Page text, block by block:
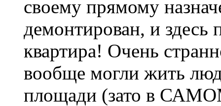
своему прямому
демонтирован, и здесь
квартира! Очень
вообще могли жить
площади (зато в